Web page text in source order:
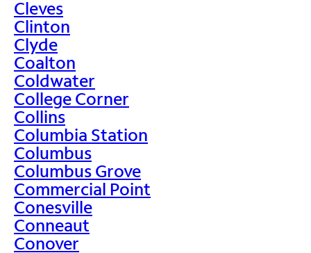
Cleves
Clinton
Clyde
Coalton
Coldwater
College Corner
Collins
Columbia Station
Columbus
Columbus Grove
Commercial Point
Conesville
Conneaut
Conover